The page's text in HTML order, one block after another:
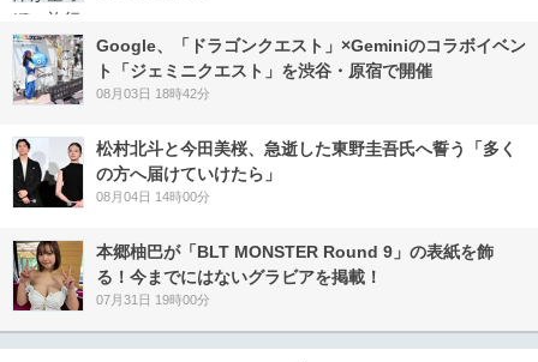
Google、「ドラゴンクエスト」×Geminiのコラボイベン
ト「ジェミニクエスト」を渋谷・原宿で開催
08月03日 18時42分
松村北斗と今田美桜、急逝した東野圭吾氏へ誓う「多く
の方へ届けていけたら」
08月04日 14時00分
本郷柚巴が「BLT MONSTER Round 9」の表紙を飾
る！今までにはないグラビアを掲載！
07月31日 19時00分